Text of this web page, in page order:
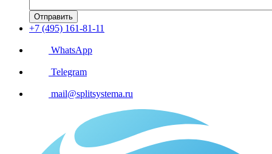
Отправить
+7 (495) 161-81-11
WhatsApp
Telegram
mail@splitsystema.ru